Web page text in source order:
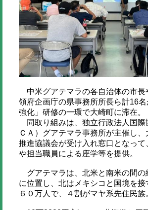
中米グアテマラの各自治体の市長
領府企画庁の県事務所所長ら計16
強化」研修の一環で大崎町に滞在。
同取り組みは、独立行政法人国際
ＣＡ）グアテマラ事務所が主催し、
推進協議会が受け入れ窓口となって
や担当職員による座学等を提供。
グアテマラは、北米と南米の間の
に位置し、北はメキシコと国境を接
６０万人で、４割がマヤ系先住民族